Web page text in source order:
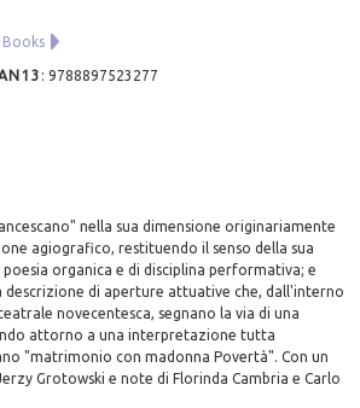
:9788897523277
nella sua dimensione originariamente
agiografico, restituendo il senso della sua
organica e di disciplina performativa; e
descrizione di aperture attuative che, dall'interno
novecentesca, segnano la via di una
attorno a una interpretazione tutta
"matrimonio con madonna Povertà". Con un
Grotowski e note di Florinda Cambria e Carlo